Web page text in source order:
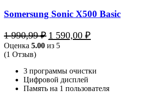
Somersung Sonic X500 Basic
1 990,99₽ Первоначальная
цена
составляла
990,99 ₽.
1 590,00 ₽
цена:
Оценка 5.00 из 5
(1 Отзыв)
3 программы очистки
Цифровой дисплей
Память на 1 пользователя